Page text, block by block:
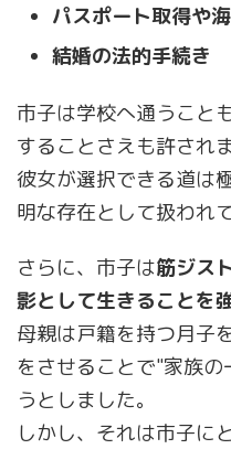
パスポート取得や
結婚の法的手続き
市子は学校へ通うこと
することさえも許され
彼女が選択できる道は
明な存在として扱われ
さらに、市子は筋ジス
影として生きることを
母親は戸籍を持つ月子
をさせることで"家族
うとしました。
しかし、それは市子に